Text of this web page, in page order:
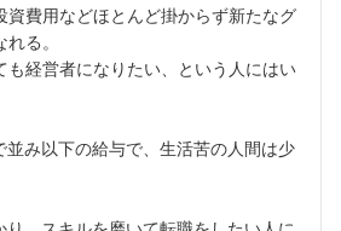
資費用などほとんど掛からず新たなグ
る。
経営者になりたい、という人にはい
み以下の給与で、生活苦の人間は少